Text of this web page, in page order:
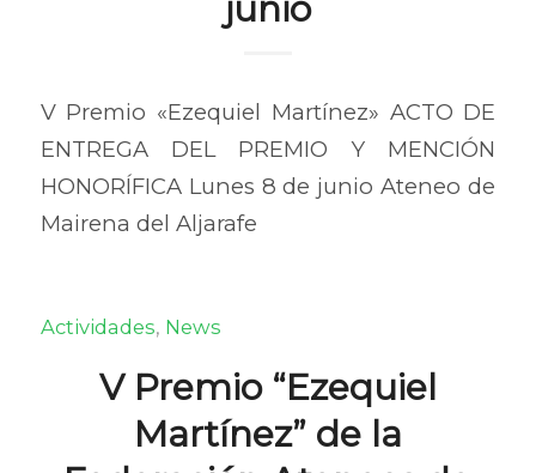
junio
V Premio «Ezequiel Martínez» ACTO DE
ENTREGA DEL PREMIO Y MENCIÓN
HONORÍFICA Lunes 8 de junio Ateneo de
Mairena del Aljarafe
Actividades, News
V Premio “Ezequiel
Martínez” de la